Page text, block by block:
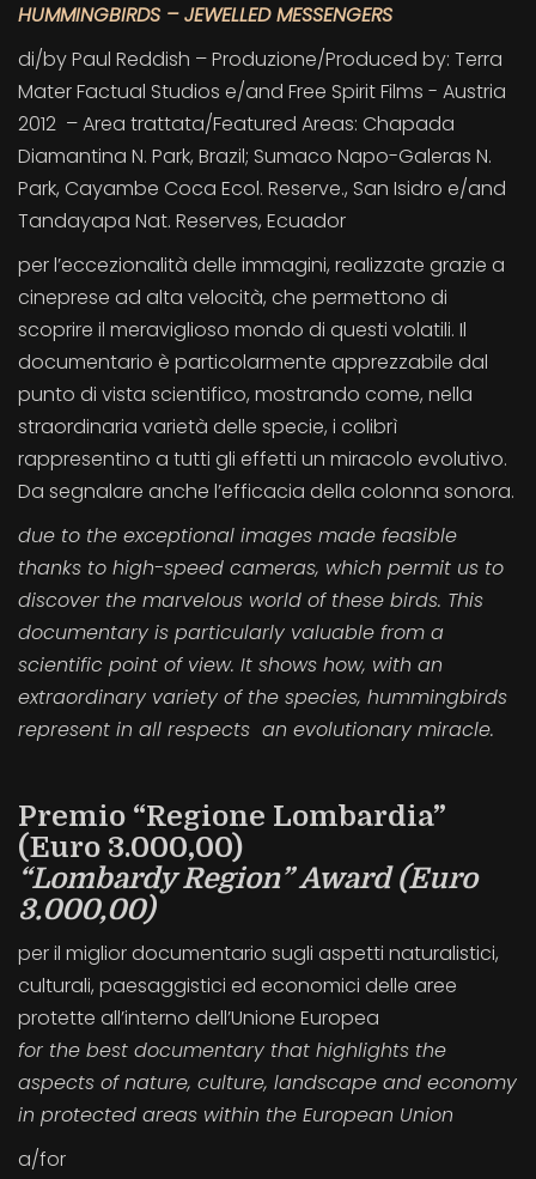
HUMMINGBIRDS – JEWELLED MESSENGERS
di/by Paul Reddish – Produzione/Produced by: Terra
Mater Factual Studios e/and Free Spirit Films - Austria
2012 – Area trattata/Featured Areas: Chapada
Diamantina N. Park, Brazil; Sumaco Napo-Galeras N.
Park, Cayambe Coca Ecol. Reserve., San Isidro e/and
Tandayapa Nat. Reserves, Ecuador
per l’eccezionalità delle immagini, realizzate grazie a
cineprese ad alta velocità, che permettono di
scoprire il meraviglioso mondo di questi volatili. Il
documentario è particolarmente apprezzabile dal
punto di vista scientifico, mostrando come, nella
straordinaria varietà delle specie, i colibrì
rappresentino a tutti gli effetti un miracolo evolutivo.
Da segnalare anche l’efficacia della colonna sonora.
due to the exceptional images made feasible
thanks to high-speed cameras, which permit us to
discover the marvelous world of these birds. This
documentary is particularly valuable from a
scientific point of view. It shows how, with an
extraordinary variety of the species, hummingbirds
represent in all respects an evolutionary miracle.
Premio “Regione Lombardia”
(Euro 3.000,00)
“Lombardy Region” Award (Euro
3.000,00)
per il miglior documentario sugli aspetti naturalistici,
culturali, paesaggistici ed economici delle aree
protette all’interno dell’Unione Europea
for the best documentary that highlights the
aspects of nature, culture, landscape and economy
in protected areas within the European Union
a/for